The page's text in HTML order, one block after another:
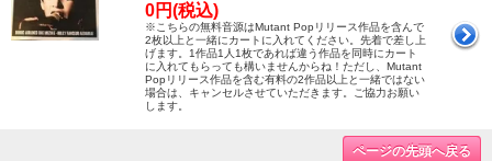
0円(税込)
※こちらの無料音源はMutant Popリリース作品を含んで
2枚以上と一緒にカートに入れてください。先着で差し上
げます。1作品1人1枚であれば違う作品を同時にカート
に入れてもらっても構いませんからね！ただし、Mutant
Popリリース作品を含む有料の2作品以上と一緒ではない
場合は、キャンセルさせていただきます。ご協力お願い
します。
ページの先頭へ戻る